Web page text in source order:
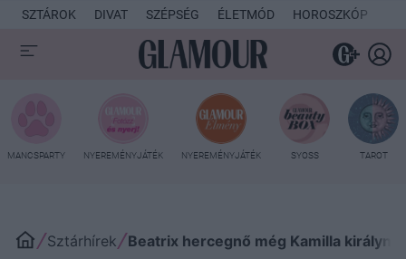
SZTÁROK DIVAT SZÉPSÉG ÉLETMÓD HOROSZKÓP
MANCSPARTY NYEREMÉNYJÁTÉK NYEREMÉNYJÁTÉK SYOSS TAROT
Sztárhírek Beatrix hercegnő még Kamilla